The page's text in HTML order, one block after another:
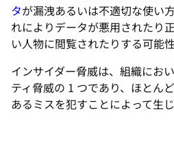
タが漏洩あるいは不適切な使い
れによりデータが悪用されたり
い人物に閲覧されたりする可能
インサイダー脅威は、組織にお
ティ脅威の 1 つであり、ほとん
あるミスを犯すことによって生じ